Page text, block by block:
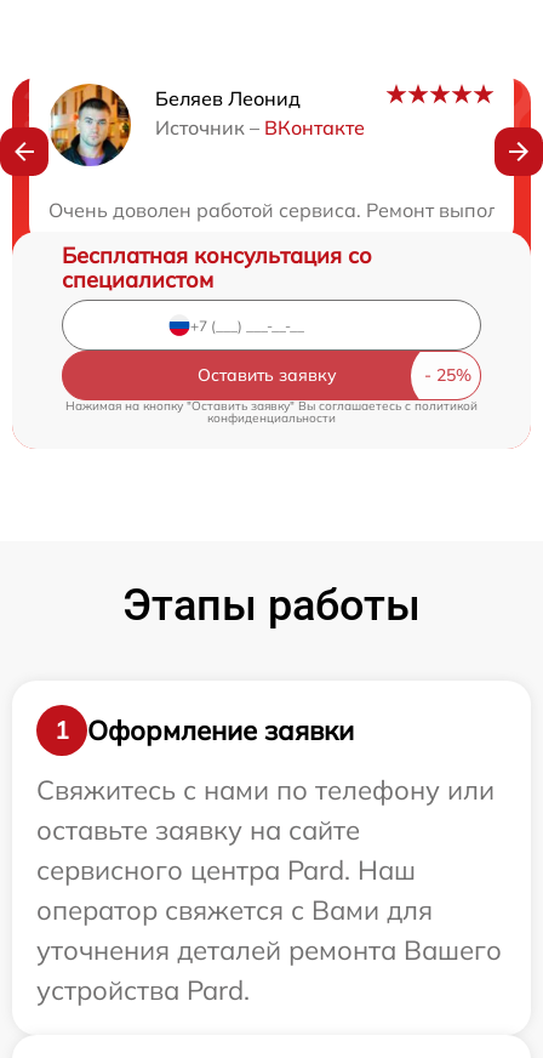
Беляев Леонид
Источник – ВКонтакте
Очень доволен работой сервиса. Ремонт
Нужна консультация?
Бесплатная консультация со
специалистом
Оставить заявку
Нажимая на кнопку "Оставить заявку" Вы соглашаетесь c политикой
конфиденциальности
Этапы работы
1
Оформление заявки
Свяжитесь с нами по телефону или
оставьте заявку на сайте
сервисного центра Pard. Наш
оператор свяжется с Вами для
уточнения деталей ремонта Вашего
устройства Pard.